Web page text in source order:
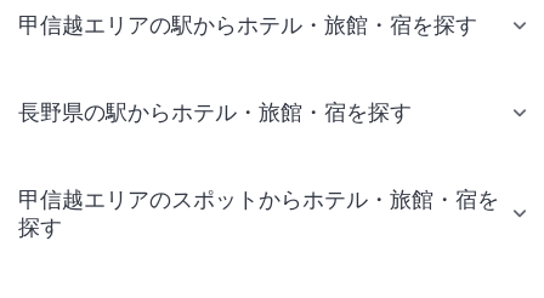
甲信越エリアの駅からホテル・旅館・宿を探す
長野県の駅からホテル・旅館・宿を探す
甲信越エリアのスポットからホテル・旅館・宿を
探す